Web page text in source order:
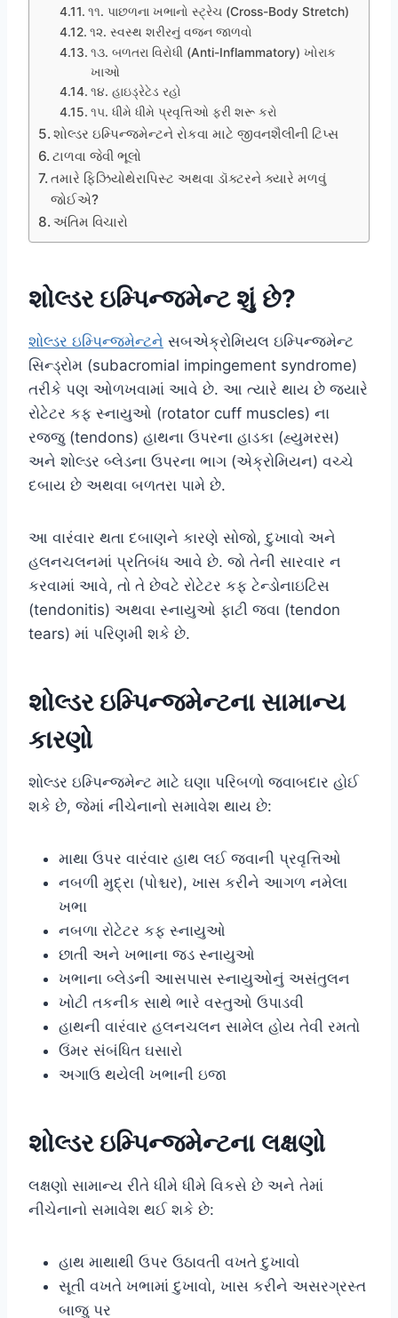
૧૧. પાછળના ખભાનો સ્ટ્રેચ (Cross-Body Stretch)
૧૨. સ્વસ્થ શરીરનું વજન જાળવો
૧૩. બળતરા વિરોધી (Anti-Inflammatory) ખોરાક
ખાઓ
૧૪. હાઇડ્રેટેડ રહો
૧૫. ધીમે ધીમે પ્રવૃત્તિઓ ફરી શરૂ કરો
શોલ્ડર ઇમ્પિન્જમેન્ટને રોકવા માટે જીવનશૈલીની ટિપ્સ
ટાળવા જેવી ભૂલો
તમારે ફિઝિયોથેરાપિસ્ટ અથવા ડૉક્ટરને ક્યારે મળવું
જોઈએ?
અંતિમ વિચારો
શોલ્ડર ઇમ્પિન્જમેન્ટ શું છે?
શોલ્ડર ઇમ્પિન્જમેન્ટને સબએક્રોમિયલ ઇમ્પિન્જમેન્ટ
સિન્ડ્રોમ (subacromial impingement syndrome)
તરીકે પણ ઓળખવામાં આવે છે. આ ત્યારે થાય છે જ્યારે
રોટેટર કફ સ્નાયુઓ (rotator cuff muscles) ના
રજ્જુ (tendons) હાથના ઉપરના હાડકા (હ્યુમરસ)
અને શોલ્ડર બ્લેડના ઉપરના ભાગ (એક્રોમિયન) વચ્ચે
દબાય છે અથવા બળતરા પામે છે.
આ વારંવાર થતા દબાણને કારણે સોજો, દુખાવો અને
હલનચલનમાં પ્રતિબંધ આવે છે. જો તેની સારવાર ન
કરવામાં આવે, તો તે છેવટે રોટેટર કફ ટેન્ડોનાઇટિસ
(tendonitis) અથવા સ્નાયુઓ ફાટી જવા (tendon
tears) માં પરિણમી શકે છે.
શોલ્ડર ઇમ્પિન્જમેન્ટના સામાન્ય
કારણો
શોલ્ડર ઇમ્પિન્જમેન્ટ માટે ઘણા પરિબળો જવાબદાર હોઈ
શકે છે, જેમાં નીચેનાનો સમાવેશ થાય છે:
માથા ઉપર વારંવાર હાથ લઈ જવાની પ્રવૃત્તિઓ
નબળી મુદ્રા (પોશ્ચર), ખાસ કરીને આગળ નમેલા
ખભા
નબળા રોટેટર કફ સ્નાયુઓ
છાતી અને ખભાના જડ સ્નાયુઓ
ખભાના બ્લેડની આસપાસ સ્નાયુઓનું અસંતુલન
ખોટી તકનીક સાથે ભારે વસ્તુઓ ઉપાડવી
હાથની વારંવાર હલનચલન સામેલ હોય તેવી રમતો
ઉંમર સંબંધિત ઘસારો
અગાઉ થયેલી ખભાની ઇજા
શોલ્ડર ઇમ્પિન્જમેન્ટના લક્ષણો
લક્ષણો સામાન્ય રીતે ધીમે ધીમે વિકસે છે અને તેમાં
નીચેનાનો સમાવેશ થઈ શકે છે:
હાથ માથાથી ઉપર ઉઠાવતી વખતે દુખાવો
સૂતી વખતે ખભામાં દુખાવો, ખાસ કરીને અસરગ્રસ્ત
બાજુ પર